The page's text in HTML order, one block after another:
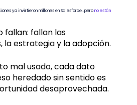
ya invirtieron millones en Salesforce…perono están
fallan: fallan las
la estrategia y la adopción.
mal usado, cada dato
heredado sin sentido es
desaprovechada.